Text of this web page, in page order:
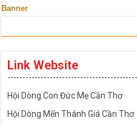
Banner
Link Website
Hội Dòng Con Đức Mẹ Cần Thơ
Hội Dòng Mến Thánh Giá Cần Thơ